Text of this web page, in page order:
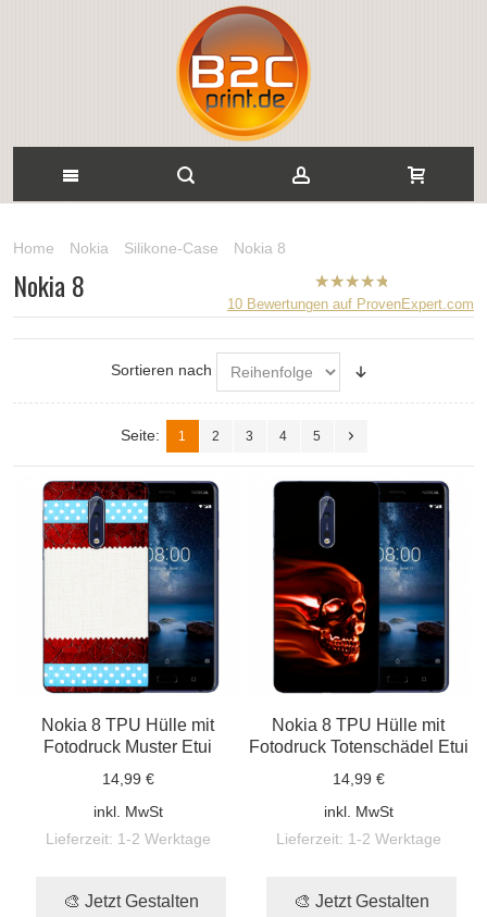
Home Nokia Silikone-Case Nokia 8
B2CPrint
hat5von
5
Sternen |
10 Bewertungen auf ProvenExpert.com
Nokia 8
Sortieren nach
Seite: 1 2 3 4 5
Nokia 8 TPU Hülle mit
Fotodruck Muster Etui
14,99 €
inkl. MwSt
Lieferzeit: 1-2 Werktage
🎨 Jetzt Gestalten
Nokia 8 TPU Hülle mit
Fotodruck Totenschädel Etui
14,99 €
inkl. MwSt
Lieferzeit: 1-2 Werktage
🎨 Jetzt Gestalten